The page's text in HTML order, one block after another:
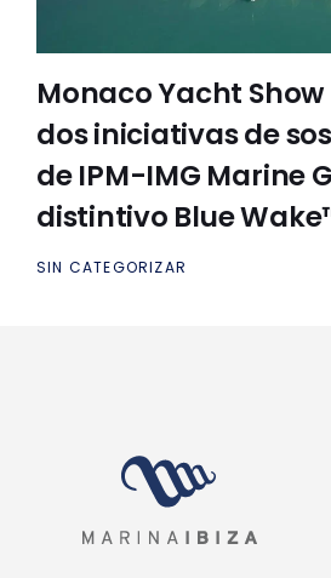
Monaco Yacht
dos iniciativas de
de IPM-IMG Marine
distintivo Blue
SIN CATEGORIZAR